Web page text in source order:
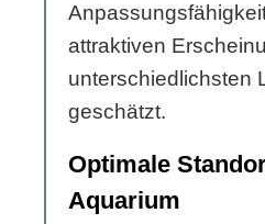
attraktiven
unterschiedlichsten
geschätzt.
Optimale
Aquarium